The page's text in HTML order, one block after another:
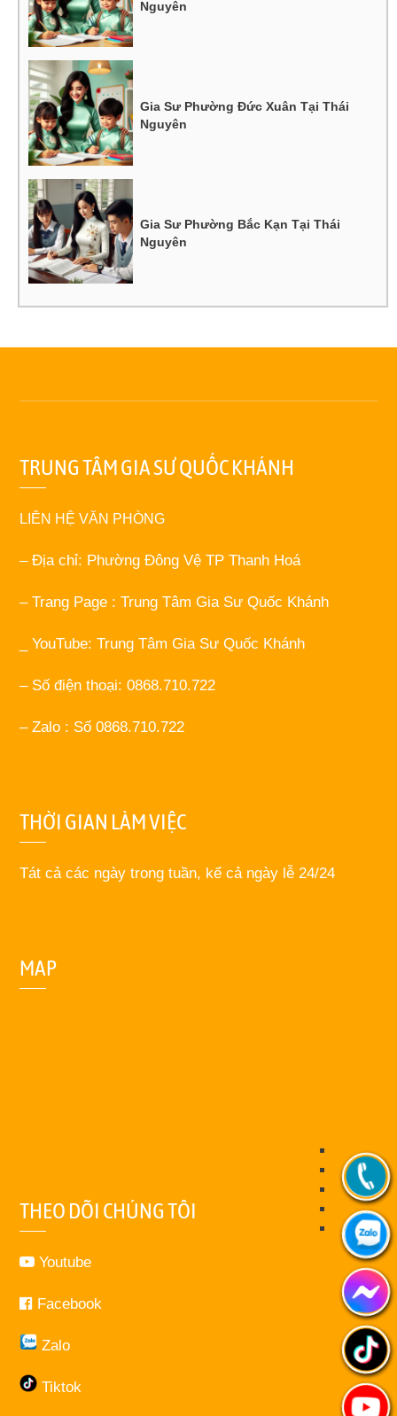
Nguyên
Gia Sư Phường Đức Xuân Tại Thái
Nguyên
Gia Sư Phường Bắc Kạn Tại Thái
Nguyên
TRUNG TÂM GIA SƯ QUỐC KHÁNH
LIÊN HỆ VĂN PHÒNG
– Địa chỉ: Phường Đông Vệ TP Thanh Hoá
– Trang Page : Trung Tâm Gia Sư Quốc Khánh
_ YouTube: Trung Tâm Gia Sư Quốc Khánh
– Số điện thoại: 0868.710.722
– Zalo : Số 0868.710.722
THỜI GIAN LÀM VIỆC
Tát cả các ngày trong tuần, kể cả ngày lễ 24/24
MAP
THEO DÕI CHÚNG TÔI
Youtube
Facebook
Zalo
Tiktok